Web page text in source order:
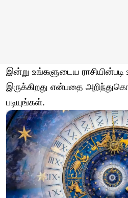
இன்று உங்களுடைய
இருக்கிறது என்பதை
படியுங்கள்.